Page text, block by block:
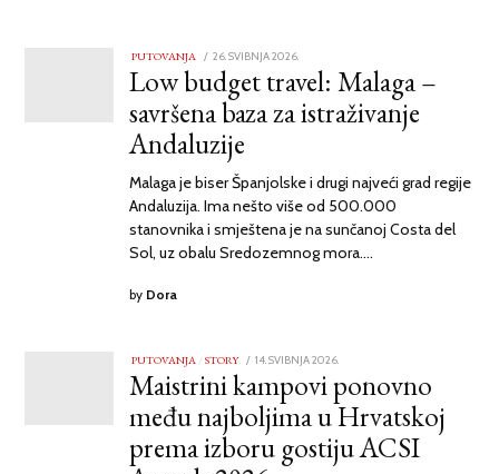
PUTOVANJA
POSTED
ON
26. SVIBNJA 2026.
SVIBNJA
2026.
Low budget travel: Malaga –
savršena baza za istraživanje
Andaluzije
Malaga je biser Španjolske i drugi najveći grad regije
Andaluzija. Ima nešto više od 500.000
stanovnika i smještena je na sunčanoj Costa del
Sol, uz obalu Sredozemnog mora.…
by Dora
PUTOVANJA / STORY
POSTED
14. SVIBNJA 2026.
2026.
Maistrini kampovi ponovno
među najboljima u Hrvatskoj
prema izboru gostiju ACSI